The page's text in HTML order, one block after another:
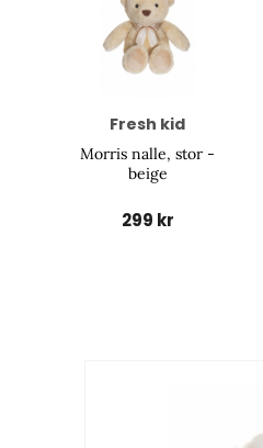
Fresh kid
Morris nalle, stor -
beige
299 kr